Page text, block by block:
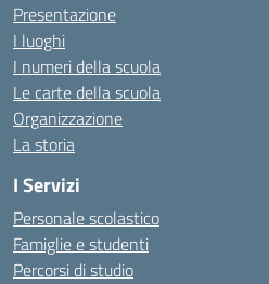
Presentazione
I luoghi
I numeri della scuola
Le carte della scuola
Organizzazione
La storia
I Servizi
Personale scolastico
Famiglie e studenti
Percorsi di studio